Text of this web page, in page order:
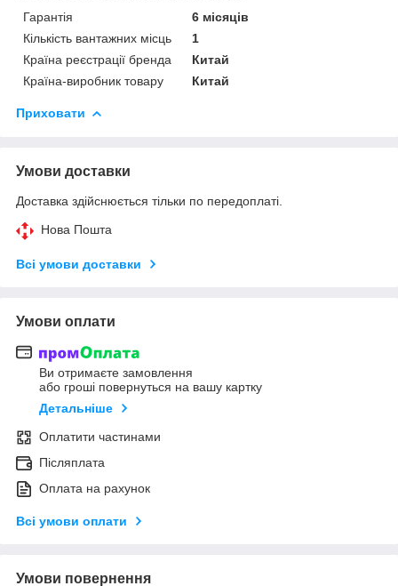
Гарантія
6 місяців
Кількість вантажних місць
1
Країна реєстрації бренда
Китай
Країна-виробник товару
Китай
Приховати
Умови доставки
Доставка здійснюється тільки по передоплаті.
Нова Пошта
Всі умови доставки
Умови оплати
Ви отримаєте замовлення
або гроші повернуться на вашу картку
Детальніше
Оплатити частинами
Післяплата
Оплата на рахунок
Всі умови оплати
Умови повернення